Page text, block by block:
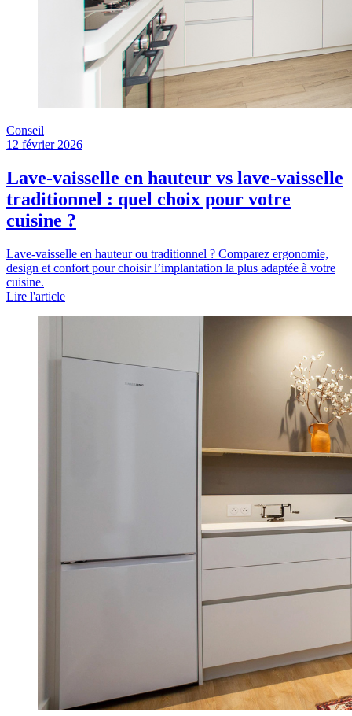
Conseil
12 février 2026
Lave-vaisselle en hauteur vs lave-vaisselle
traditionnel : quel choix pour votre
cuisine ?
Lave-vaisselle en hauteur ou traditionnel ? Comparez ergonomie,
design et confort pour choisir l’implantation la plus adaptée à votre
cuisine.
Lire l'article